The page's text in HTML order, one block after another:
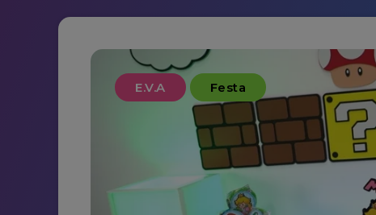
E.V.A Festa